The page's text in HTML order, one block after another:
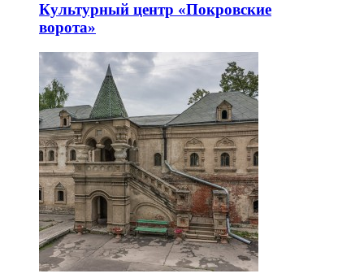
Культурный центр «Покровские
ворота»